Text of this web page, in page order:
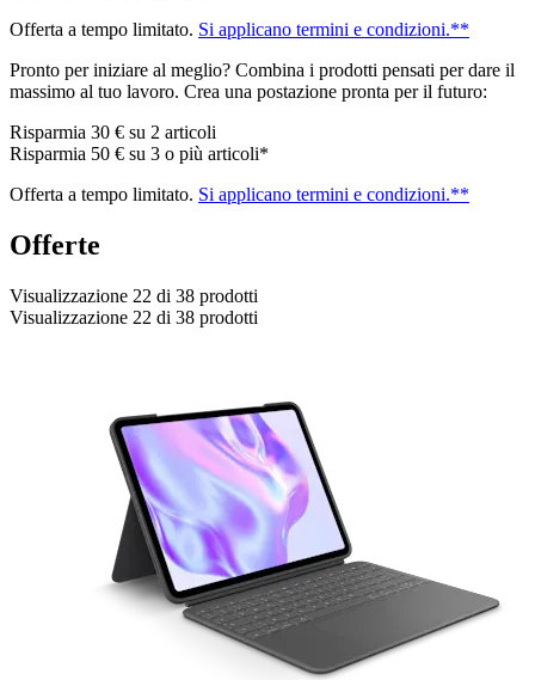
Offerta a tempo limitato. Si applicano termini e condizioni.**
Pronto per iniziare al meglio? Combina i prodotti pensati per dare il
massimo al tuo lavoro. Crea una postazione pronta per il futuro:
Risparmia 30 € su 2 articoli
Risparmia 50 € su 3 o più articoli*
Offerta a tempo limitato. Si applicano termini e condizioni.**
Offerte
Visualizzazione 22 di 38 prodotti
Visualizzazione 22 di 38 prodotti